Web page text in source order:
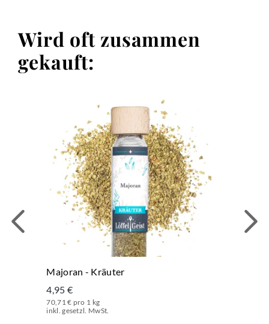
Wird oft zusammen
gekauft:
Majoran - Kräuter
4,95 €
70,71 € pro 1 kg
inkl. gesetzl. MwSt.